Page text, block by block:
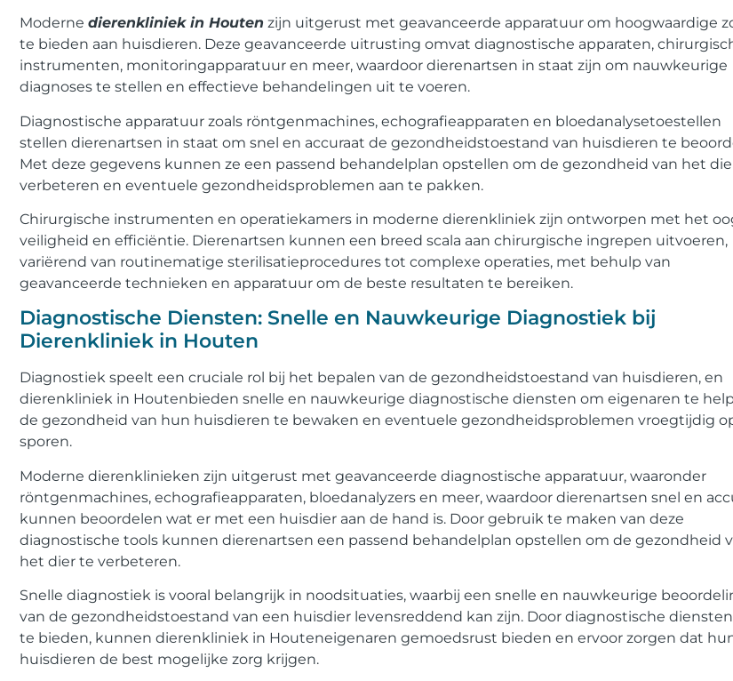
Moderne dierenkliniek in Houten zijn uitgerust met geavanceerde apparatuur om hoogwaardige
te bieden aan huisdieren. Deze geavanceerde uitrusting omvat diagnostische apparaten,
instrumenten, monitoringapparatuur en meer, waardoor dierenartsen in staat zijn om nauwkeurige
diagnoses te stellen en effectieve behandelingen uit te voeren.
Diagnostische apparatuur zoals röntgenmachines, echografieapparaten en bloedanalysetoestellen
stellen dierenartsen in staat om snel en accuraat de gezondheidstoestand van huisdieren te
Met deze gegevens kunnen ze een passend behandelplan opstellen om de gezondheid van het
verbeteren en eventuele gezondheidsproblemen aan te pakken.
Chirurgische instrumenten en operatiekamers in moderne dierenkliniek zijn ontworpen met het
veiligheid en efficiëntie. Dierenartsen kunnen een breed scala aan chirurgische ingrepen uitvoeren,
variërend van routinematige sterilisatieprocedures tot complexe operaties, met behulp van
geavanceerde technieken en apparatuur om de beste resultaten te bereiken.
Diagnostische Diensten: Snelle en Nauwkeurige Diagnostiek bij
Dierenkliniek in Houten
Diagnostiek speelt een cruciale rol bij het bepalen van de gezondheidstoestand van huisdieren, en
dierenkliniek in Houtenbieden snelle en nauwkeurige diagnostische diensten om eigenaren te
de gezondheid van hun huisdieren te bewaken en eventuele gezondheidsproblemen vroegtijdig
sporen.
Moderne dierenklinieken zijn uitgerust met geavanceerde diagnostische apparatuur, waaronder
röntgenmachines, echografieapparaten, bloedanalyzers en meer, waardoor dierenartsen snel en
kunnen beoordelen wat er met een huisdier aan de hand is. Door gebruik te maken van deze
diagnostische tools kunnen dierenartsen een passend behandelplan opstellen om de gezondheid
het dier te verbeteren.
Snelle diagnostiek is vooral belangrijk in noodsituaties, waarbij een snelle en nauwkeurige
van de gezondheidstoestand van een huisdier levensreddend kan zijn. Door diagnostische
te bieden, kunnen dierenkliniek in Houteneigenaren gemoedsrust bieden en ervoor zorgen dat
huisdieren de best mogelijke zorg krijgen.